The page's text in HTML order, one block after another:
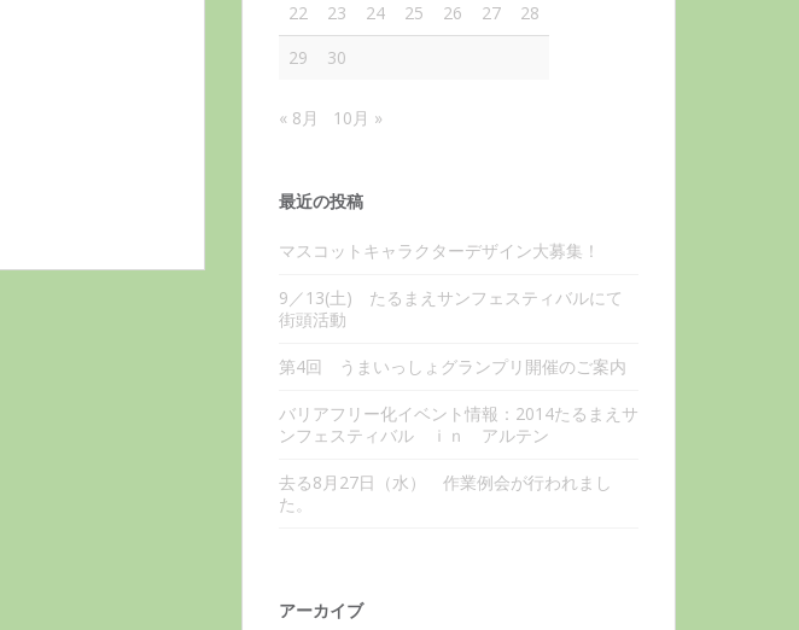
22
23 24 25 26 27
28
29
30
« 8月 10月 »
最近の投稿
マスコットキャラクターデザイン大募集！
9／13(土) たるまえサンフェスティバルにて
街頭活動
第4回 うまいっしょグランプリ開催のご案内
バリアフリー化イベント情報：2014たるまえサ
ンフェスティバル ｉｎ アルテン
去る8月27日（水） 作業例会が行われまし
た。
アーカイブ